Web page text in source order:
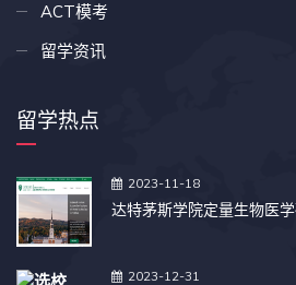
ACT模考
留学资讯
留学热点
2023-11-18
达特茅斯学院定量生物医
2023-12-31